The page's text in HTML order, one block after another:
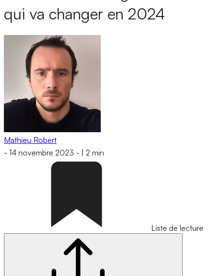
qui va changer en 2024
Mathieu Robert
- 14 novembre 2023 - 2 min
Liste de lecture